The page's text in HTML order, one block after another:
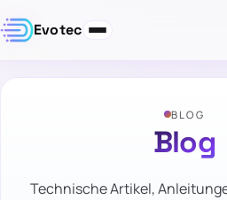
Evotec
BLOG
Blog
Technische Artikel,